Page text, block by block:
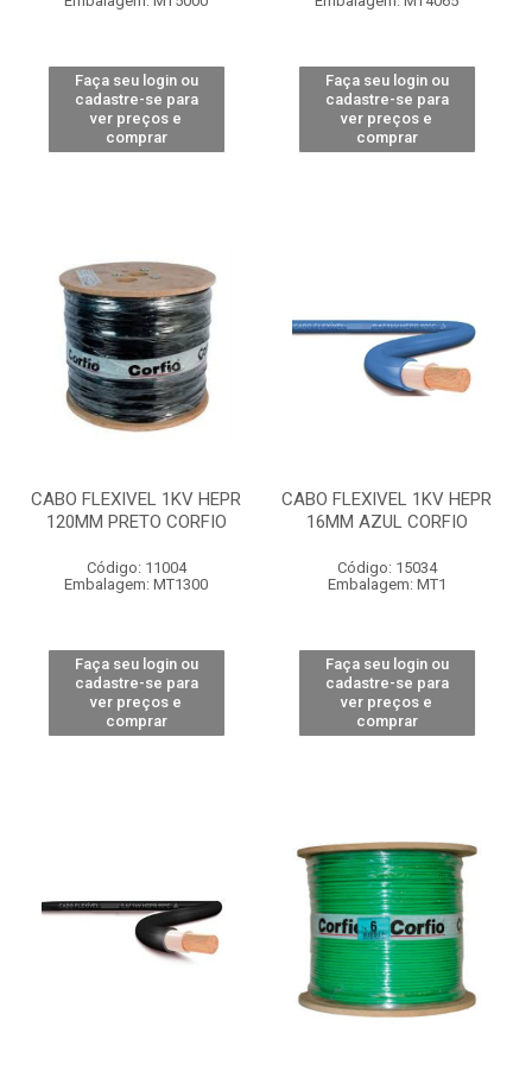
Faça seu login ou
cadastre-se para
ver preços e
comprar
Faça seu login ou
cadastre-se para
ver preços e
comprar
CABO FLEXIVEL 1KV HEPR
120MM PRETO CORFIO
Código: 11004
Embalagem: MT1300
Faça seu login ou
cadastre-se para
ver preços e
comprar
CABO FLEXIVEL 1KV HEPR
16MM AZUL CORFIO
Código: 15034
Embalagem: MT1
Faça seu login ou
cadastre-se para
ver preços e
comprar